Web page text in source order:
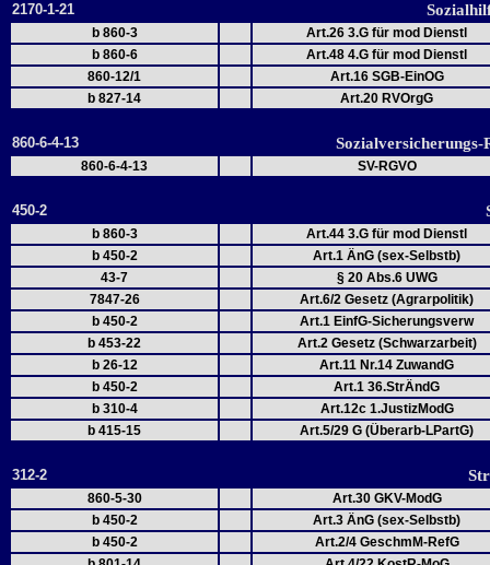
2170-1-21
b 860-3
Art.26 3.G für mod Dienstl
b 860-6
Art.48 4.G für mod Dienstl
860-12/1
Art.16 SGB-EinOG
b 827-14
Art.20 RVOrgG
860-6-4-13
860-6-4-13 SV-RGVO
450-2
b 860-3
Art.44 3.G für mod Dienstl
b 450-2
Art.1 ÄnG (sex-Selbstb)
43-7
§ 20 Abs.6 UWG
7847-26
Art.6/2 Gesetz (Agrarpolitik)
b 450-2
Art.1 EinfG-Sicherungsverw
b 453-22
Art.2 Gesetz (Schwarzarbeit)
b 26-12
Art.11 Nr.14 ZuwandG
b 450-2
Art.1 36.StrÄndG
b 310-4
Art.12c 1.JustizModG
b 415-15
Art.5/29 G (Überarb-LPartG)
312-2
860-5-30
Art.30 GKV-ModG
b 450-2
Art.3 ÄnG (sex-Selbstb)
b 450-2
Art.2/4 GeschmM-RefG